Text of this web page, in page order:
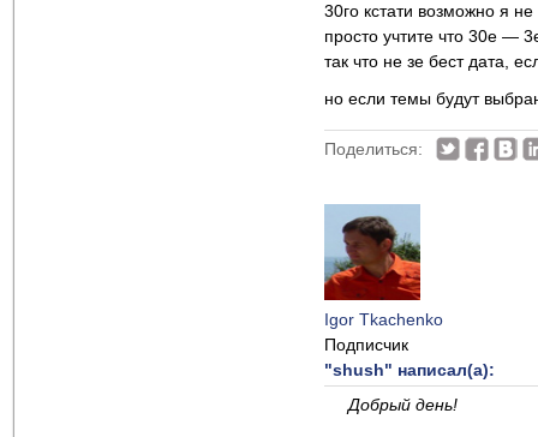
30го кстати возможно я не
просто учтите что 30е —
так что не зе бест дата,
но если темы будут
Поделиться:
Igor Tkachenko
Подписчик
"shush" написал(а):
Добрый день!